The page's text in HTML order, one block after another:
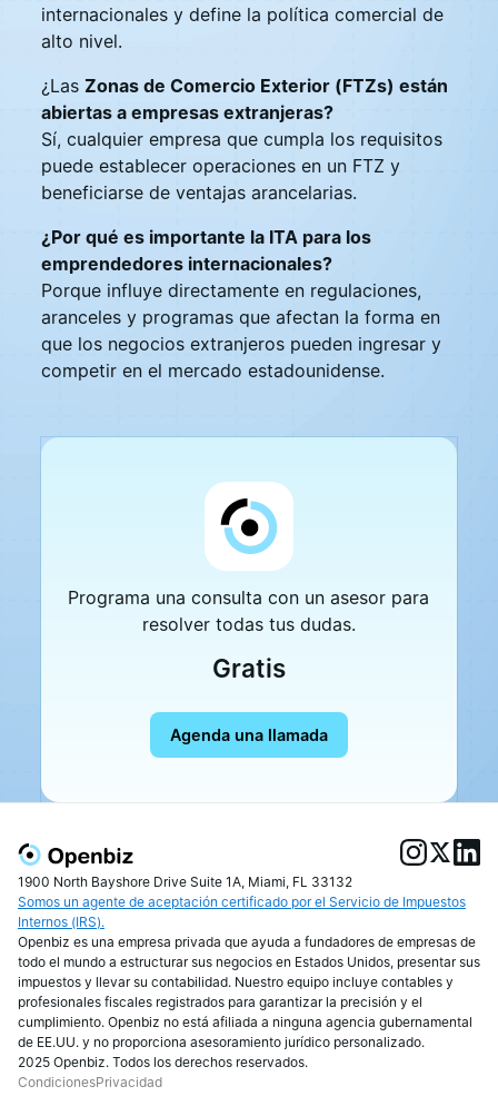
internacionales y define la política comercial de
alto nivel.
¿Las Zonas de Comercio Exterior (FTZs) están
abiertas a empresas extranjeras?
Sí, cualquier empresa que cumpla los requisitos
puede establecer operaciones en un FTZ y
beneficiarse de ventajas arancelarias.
¿Por qué es importante la ITA para los
emprendedores internacionales?
Porque influye directamente en regulaciones,
aranceles y programas que afectan la forma en
que los negocios extranjeros pueden ingresar y
competir en el mercado estadounidense.
Programa una consulta con un asesor para
resolver todas tus dudas.
Gratis
Agenda una llamada
1900 North Bayshore Drive Suite 1A, Miami, FL 33132
Somos un agente de aceptación certificado por el Servicio de Impuestos
Internos (IRS).
Openbiz es una empresa privada que ayuda a fundadores de empresas de
todo el mundo a estructurar sus negocios en Estados Unidos, presentar sus
impuestos y llevar su contabilidad. Nuestro equipo incluye contables y
profesionales fiscales registrados para garantizar la precisión y el
cumplimiento. Openbiz no está afiliada a ninguna agencia gubernamental
de EE.UU. y no proporciona asesoramiento jurídico personalizado.
2025 Openbiz. Todos los derechos reservados.
CondicionesPrivacidad